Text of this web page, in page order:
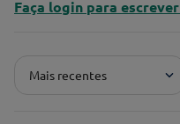
Faça login para
Mais recentes